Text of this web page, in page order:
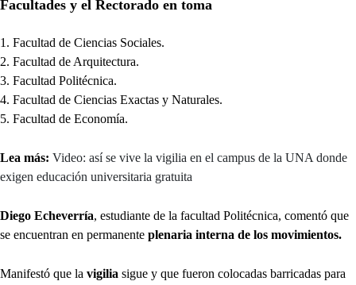
Facultades y el Rectorado en toma
Facultad de Ciencias Sociales.
Facultad de Arquitectura.
Facultad Politécnica.
Facultad de Ciencias Exactas y Naturales.
Facultad de Economía.
Lea más: Video: así se vive la vigilia en el campus de la UNA donde
exigen educación universitaria gratuita
Diego Echeverría, estudiante de la facultad Politécnica, comentó que
se encuentran en permanente plenaria interna de los movimientos.
Manifestó que la vigilia sigue y que fueron colocadas barricadas para